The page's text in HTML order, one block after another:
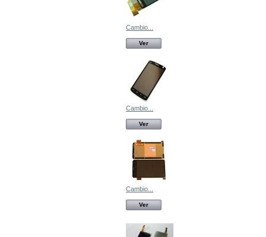
Cambio...
Ver
Cambio...
Ver
Cambio...
Ver